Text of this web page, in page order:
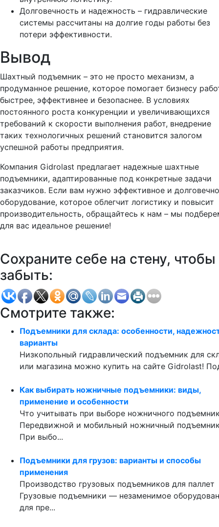
Долговечность и надежность – гидравлические
системы рассчитаны на долгие годы работы без
потери эффективности.
Вывод
Шахтный подъемник – это не просто механизм, а
продуманное решение, которое помогает бизнесу
быстрее, эффективнее и безопаснее. В условиях
постоянного роста конкуренции и увеличивающихся
требований к скорости выполнения работ, внедрение
таких технологичных решений становится залогом
успешной работы предприятия.
Компания Gidrolast предлагает надежные шахтные
подъемники, адаптированные под конкретные задачи
заказчиков. Если вам нужно эффективное и
оборудование, которое облегчит логистику и повысит
производительность, обращайтесь к нам – мы
для вас идеальное решение!
Сохраните себе на стену, чтобы
забыть:
Смотрите также:
Подъемники для склада: особенности,
варианты
Низкопольный гидравлический подъемник для
или магазина можно купить на сайте Gidrolast!
Как выбирать ножничные подъемники: виды,
применение и особенности
Что учитывать при выборе ножничного
Передвижной и мобильный ножничный
При выбо...
Подъемники для грузов: варианты и способы
применения
Производство грузовых подъемников для паллет
Грузовые подъемники — незаменимое
для пре...